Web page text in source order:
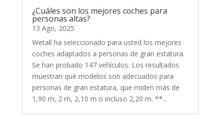
¿Cuáles son los mejores coches para
personas altas?
13 Ago, 2025
Wetall ha seleccionado para usted los mejores
coches adaptados a personas de gran estatura.
Se han probado 147 vehículos. Los resultados
muestran qué modelos son adecuados para
personas de gran estatura, que miden más de
1,90 m, 2 m, 2,10 m o incluso 2,20 m. **...